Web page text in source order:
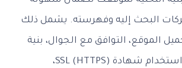
البحث إليه وفهرسته. يشمل ذلك
الموقع، التوافق مع الجوال، بنية
الموقع، استخدام شهادة SSL (HTTPS)،